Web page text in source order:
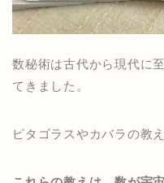
数秘術は古代から現代に
てきました。
ピタゴラスやカバラの教